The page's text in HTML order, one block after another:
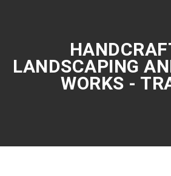
LANDSCAPING
WORKS -